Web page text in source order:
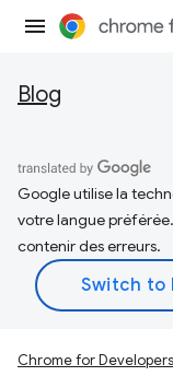
Blog
Google utilise la
votre langue
contenir des erreurs.
Chrome for Developers